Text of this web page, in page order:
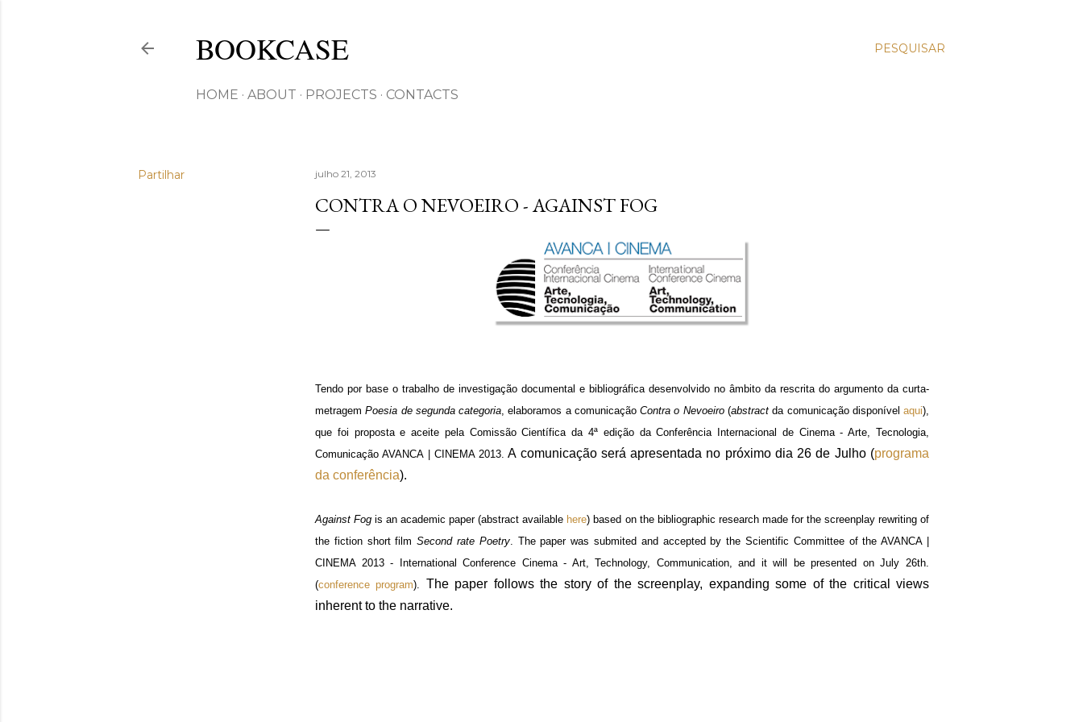
PESQUISAR
BOOKCASE
HOME ABOUT PROJECTS CONTACTS
Partilhar julho 21, 2013
CONTRA O NEVOEIRO - AGAINST FOG
Tendo por base o trabalho de investigação documental e bibliográfica desenvolvido no âmbito da rescrita do argumento da curta-
metragemPoesia de segunda categoria, elaboramos a comunicaçãoContra o Nevoeiro (abstractda comunicação disponívelaqui),
que foi proposta e aceite pela Comissão Científica da 4ª edição da Conferência Internacional de Cinema - Arte, Tecnologia,
Comunicação AVANCA | CINEMA 2013. A comunicação será apresentada no próximo dia 26 de Julho (programa
da conferência).
Against Fog is an academic paper (abstract available here) based on the bibliographic research made for the screenplay rewriting of
the fiction short filmSecond rate Poetry. The paper was submited and accepted by the Scientific Committee of the AVANCA |
CINEMA 2013 - International Conference Cinema - Art, Technology, Communication, and it will be presented on July 26th.
(conference program). The paper follows the story of the screenplay, expanding some of the critical views
inherent to the narrative.